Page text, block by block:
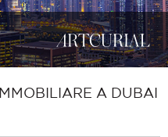
A DUBAI